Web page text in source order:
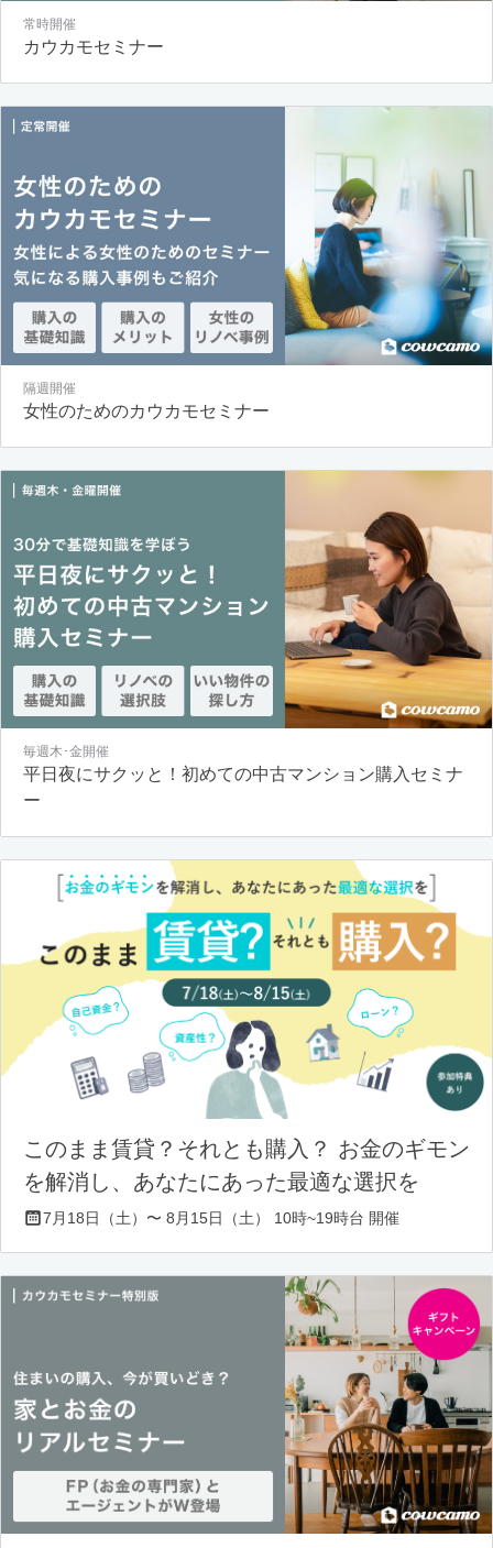
常時開催
カウカモセミナー
隔週開催
女性のためのカウカモセミナー
毎週木･金開催
平日夜にサクッと！初めての中古マンション購入セミナ
ー
このまま賃貸？それとも購入？ お金のギモン
を解消し、あなたにあった最適な選択を
7月18日（土）〜 8月15日（土） 10時~19時台 開催